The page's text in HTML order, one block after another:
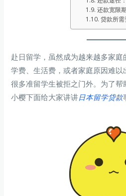
还款宽限
贷款所需
赴日留学，虽然成为越来越多家
学费、生活费，或者家庭原因难
很多准留学生被拒之门外。为了帮
小樱下面给大家讲讲日本留学贷款